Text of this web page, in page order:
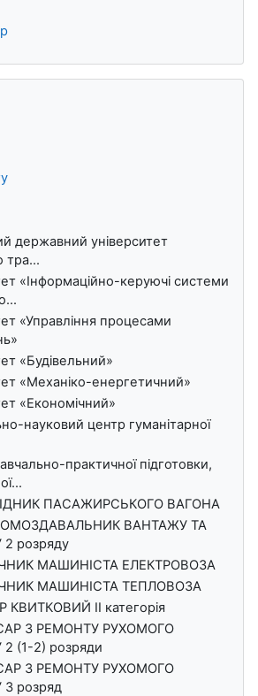
державний університет
тра...
«Інформаційно-керуючі системи
«Управління процесами
«Будівельний»
«Механіко-енергетичний»
«Економічний»
науковий центр гуманітарної
практичної підготовки,
ПАСАЖИРСЬКОГО ВАГОНА
ВАНТАЖУ ТА
розряду
МАШИНІСТА ЕЛЕКТРОВОЗА
МАШИНІСТА ТЕПЛОВОЗА
КВИТКОВИЙ ІІ категорія
З РЕМОНТУ РУХОМОГО
(1-2) розряди
З РЕМОНТУ РУХОМОГО
розряд